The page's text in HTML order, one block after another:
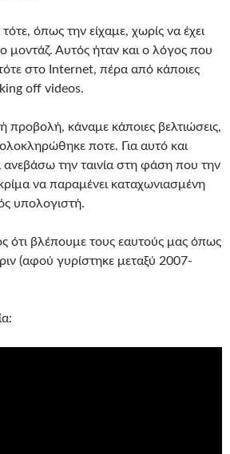
όπως την είχαμε, χωρίς να έχει
μοντάζ. Αυτός ήταν και ο λόγος που
στο Internet, πέρα από κάποιες
off videos.
προβολή, κάναμε κάποιες βελτιώσεις,
ποτε. Για αυτό και
την ταινία στη φάση που την
να παραμένει καταχωνιασμένη
υπολογιστή.
ότι βλέπουμε τους εαυτούς μας όπως
(αφού γυρίστηκε μεταξύ 2007-